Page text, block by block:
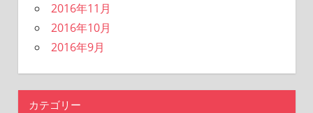
2016年11月
2016年10月
2016年9月
カテゴリー